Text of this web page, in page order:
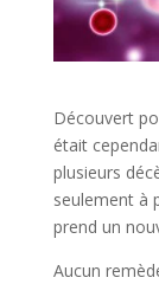
Découvert
était
plusieurs
seulement à
prend un
Aucun